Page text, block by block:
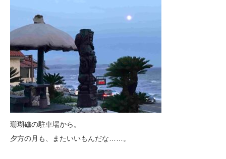
珊瑚礁の駐車場から。
夕方の月も、またいいもんだな……。